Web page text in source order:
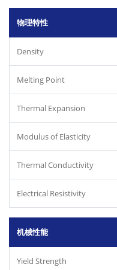
物理特性
Density
Melting Point
Thermal Expansion
Modulus of Elasticity
Thermal Conductivity
Electrical Resistivity
机械性能
Yield Strength